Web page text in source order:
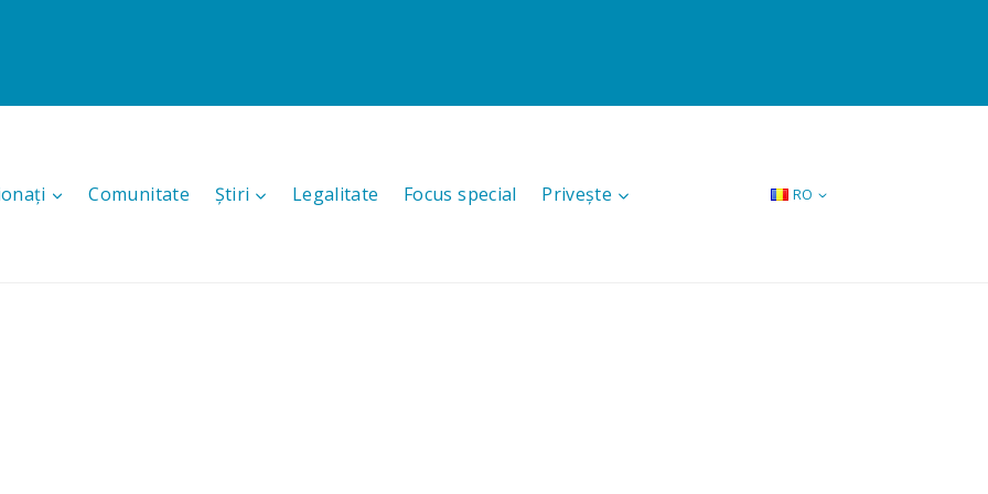
Comunitate Știri Legalitate Focus special Privește RO